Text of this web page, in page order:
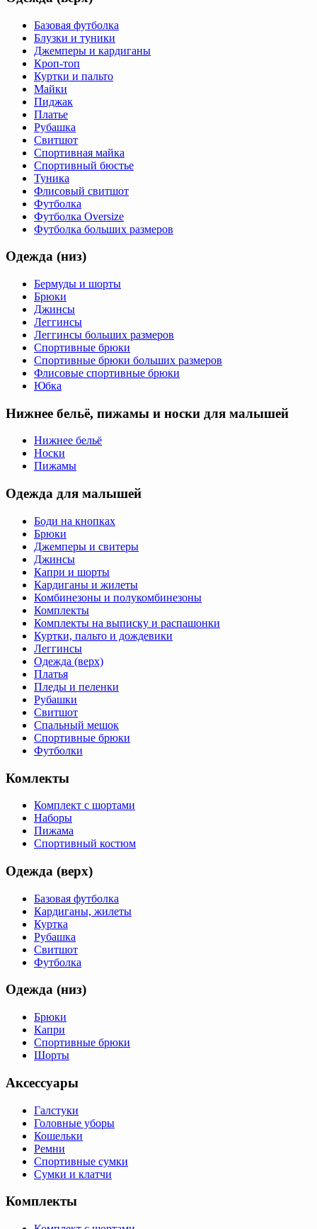
Базовая футболка
Блузки и туники
Джемперы и кардиганы
Кроп-топ
Куртки и пальто
Майки
Пиджак
Платье
Рубашка
Свитшот
Спортивная майка
Спортивный бюстье
Туника
Флисовый свитшот
Футболка
Футболка Oversize
Футболка больших размеров
Одежда (низ)
Бермуды и шорты
Брюки
Джинсы
Леггинсы
Леггинсы больших размеров
Спортивные брюки
Спортивные брюки больших размеров
Флисовые спортивные брюки
Юбка
Нижнее бельё, пижамы и носки для малышей
Нижнее бельё
Носки
Пижамы
Одежда для малышей
Боди на кнопках
Брюки
Джемперы и свитеры
Джинсы
Капри и шорты
Кардиганы и жилеты
Комбинезоны и полукомбинезоны
Комплекты
Комплекты на выписку и распашонки
Куртки, пальто и дождевики
Леггинсы
Одежда (верх)
Платья
Пледы и пеленки
Рубашки
Свитшот
Спальный мешок
Спортивные брюки
Футболки
Комлекты
Комплект с шортами
Наборы
Пижама
Спортивный костюм
Одежда (верх)
Базовая футболка
Кардиганы, жилеты
Куртка
Рубашка
Свитшот
Футболка
Одежда (низ)
Брюки
Капри
Спортивные брюки
Шорты
Аксессуары
Галстуки
Головные уборы
Кошельки
Ремни
Спортивные сумки
Сумки и клатчи
Комплекты